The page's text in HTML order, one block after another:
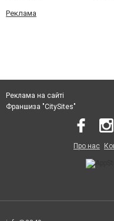
Реклама
Реклама на сайті
Франшиза "CitySites"
Про нас